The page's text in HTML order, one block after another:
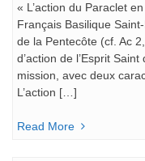
« L’action du Paraclet
Français Basilique
de la Pentecôte (cf. Ac
d’action de l’Esprit
mission, avec deux
L’action […]
Read More